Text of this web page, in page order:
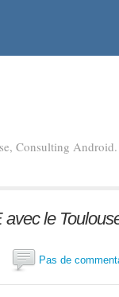
Consulting Android.
le
Pas de